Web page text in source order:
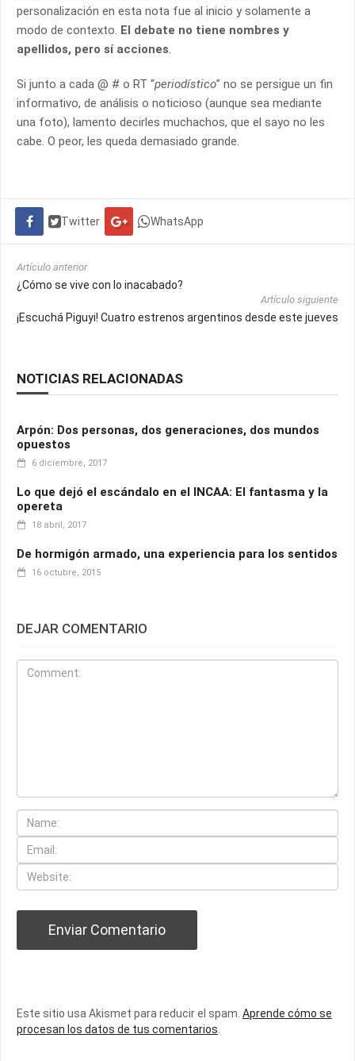
personalización en esta nota fue al inicio y solamente a
modo de contexto. El debate no tiene nombres y
apellidos, pero sí acciones.
Si junto a cada @ # o RT “periodístico” no se persigue un fin
informativo, de análisis o noticioso (aunque sea mediante
una foto), lamento decirles muchachos, que el sayo no les
cabe. O peor, les queda demasiado grande.
Twitter WhatsApp
Artículo anterior
¿Cómo se vive con lo inacabado?
Artículo siguiente
¡Escuchá Piguyi! Cuatro estrenos argentinos desde este jueves
NOTICIAS RELACIONADAS
Arpón: Dos personas, dos generaciones, dos mundos
opuestos
6 diciembre, 2017
Lo que dejó el escándalo en el INCAA: El fantasma y la
opereta
18 abril, 2017
De hormigón armado, una experiencia para los sentidos
16 octubre, 2015
DEJAR COMENTARIO
Este sitio usa Akismet para reducir el spam. Aprende cómo se
procesan los datos de tus comentarios